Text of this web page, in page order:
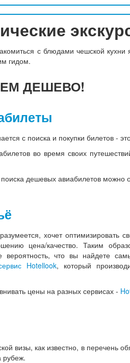
с блюдами чешской кухни
гидом.
ДЕШЕВО!
с поиска и покупки билетов -
во время своих
дешевых авиабилетов можно
хочет оптимизировать
цена/качество. Таким
вероятность, что вы найдете
Hotellook, который
цены на разных сервисах -
визы, как известно, в перечень
рубеж.